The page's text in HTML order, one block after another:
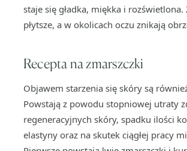
staje się gładka, miękka i rozświetlona.
płytsze, a w okolicach oczu znikają
Recepta na zmarszczki
Objawem starzenia się skóry są
Powstają z powodu stopniowej utraty
regeneracyjnych skóry, spadku ilości
elastyny oraz na skutek ciągłej pracy